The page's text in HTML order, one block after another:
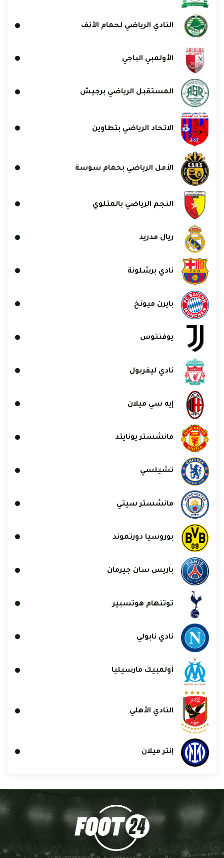
النادي الرياضي لحمام الأنف
الأولمبي الباجي
المستقبل الرياضي برجيش
الاتحاد الرياضي بتطاوين
الأمل الرياضي بحمام سوسة
النجم الرياضي بالمتلوي
ريال مدريد
نادي برشلونة
بايرن ميونخ
يوفنتوس
نادي ليفربول
إيه سي ميلان
مانشستر يونايتد
تشيلسي
مانشستر سيتي
بوروسيا دورتموند
باريس سان جيرمان
توتنهام هوتسبير
نادي نابولي
أولمبيك مارسيليا
النادي الأهلي
إنتر ميلان